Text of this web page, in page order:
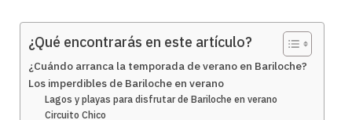
¿Qué encontrarás en este artículo?
¿Cuándo arranca la temporada de verano en Bariloche?
Los imperdibles de Bariloche en verano
Lagos y playas para disfrutar de Bariloche en verano
Circuito Chico